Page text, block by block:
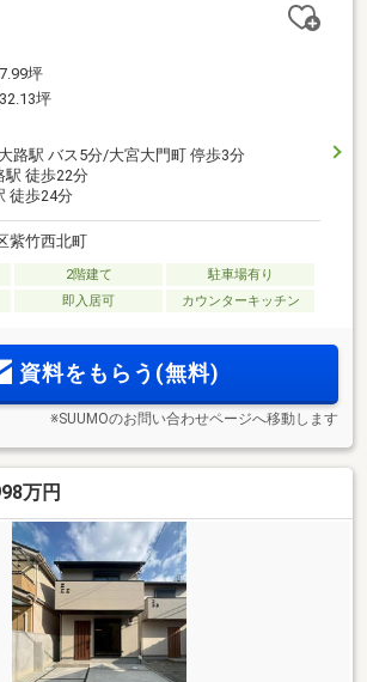
坪
32.13坪
路駅 バス5分/大宮大門町 停歩3分
駅 徒歩22分
徒歩24分
紫竹西北町
2階建て
駐車場有り
即入居可 カウンターキッチン
資料をもらう(無料)
※SUUMOのお問い合わせページへ移動します
万円